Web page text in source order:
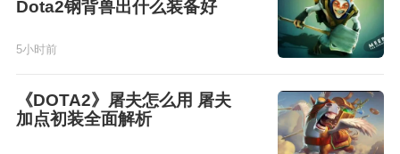
Dota2钢背兽出什么装备好
5小时前
《DOTA2》屠夫怎么用 屠夫
加点初装全面解析